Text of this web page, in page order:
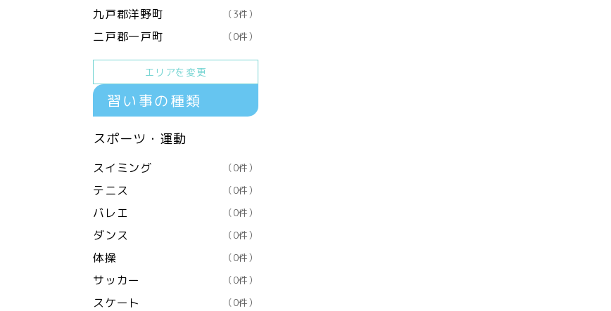
九戸郡洋野町 （3件）
二戸郡一戸町 （0件）
エリアを変更
習い事の種類
スポーツ・運動
スイミング （0件）
テニス （0件）
バレエ （0件）
ダンス （0件）
体操 （0件）
サッカー （0件）
スケート （0件）